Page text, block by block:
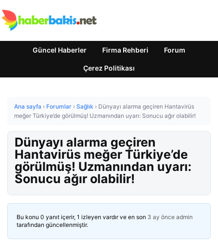
Güncel Haberler Firma Rehberi Forum
Çerez Politikası
Ana sayfa › Forumlar › Sağlık › Dünyayı alarma geçiren Hantavirüs
meğer Türkiye’de görülmüş! Uzmanından uyarı: Sonucu ağır olabilir!
Dünyayı alarma geçiren
Hantavirüs meğer Türkiye’de
görülmüş! Uzmanından uyarı:
Sonucu ağır olabilir!
Bu konu 0 yanıt içerir, 1 izleyen vardır ve en son 3 ay önce admin
tarafından güncellenmiştir.